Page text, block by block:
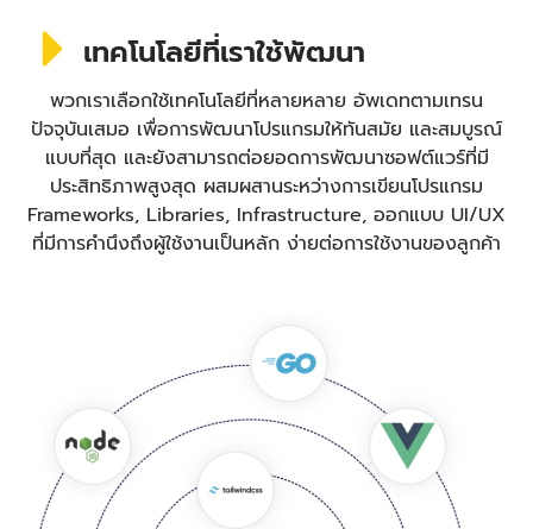
เทคโนโลยีที่เราใช้พัฒนา
พวกเราเลือกใช้เทคโนโลยีที่หลายหลาย อัพเดทตามเทรน
ปัจจุบันเสมอ เพื่อการพัฒนาโปรแกรมให้ทันสมัย และสมบูรณ์
แบบที่สุด และยังสามารถต่อยอดการพัฒนาซอฟต์แวร์ที่มี
ประสิทธิภาพสูงสุด ผสมผสานระหว่างการเขียนโปรแกรม
Frameworks, Libraries, Infrastructure, ออกแบบ UI/UX
ที่มีการคำนึงถึงผู้ใช้งานเป็นหลัก ง่ายต่อการใช้งานของลูกค้า